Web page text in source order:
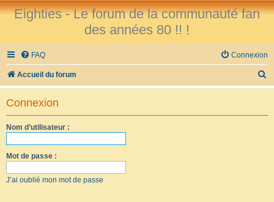
Eighties - Le forum de la communauté fan
des années 80 !! !
FAQ Connexion
Accueil du forum
e
Connexion
Nom d’utilisateur :
Mot de passe :
J’ai oublié mon mot de passe